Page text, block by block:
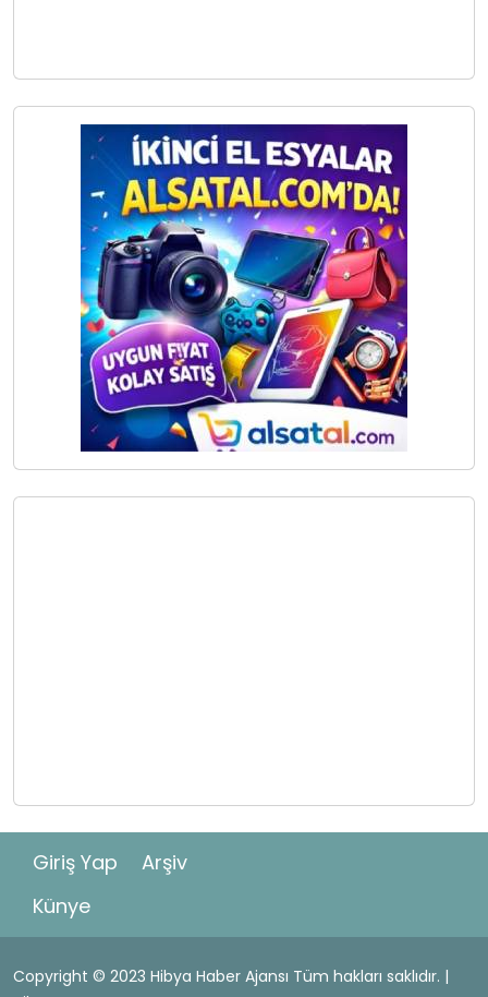
Giriş Yap
Arşiv
Künye
Copyright © 2023 Hibya Haber Ajansı Tüm hakları saklıdır. |